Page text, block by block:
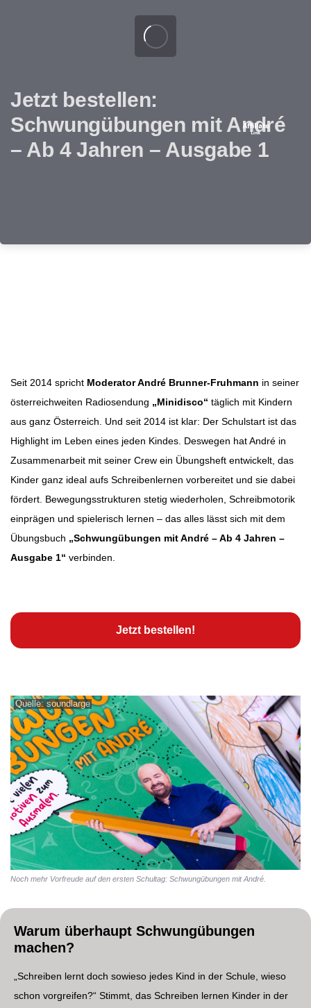
Jetzt bestellen:
Schwungübungen mit André
– Ab 4 Jahren – Ausgabe 1
Seit 2014 spricht Moderator André Brunner-Fruhmann in seiner
österreichweiten Radiosendung „Minidisco“ täglich mit Kindern
aus ganz Österreich. Und seit 2014 ist klar: Der Schulstart ist das
Highlight im Leben eines jeden Kindes. Deswegen hat André in
Zusammenarbeit mit seiner Crew ein Übungsheft entwickelt, das
Kinder ganz ideal aufs Schreibenlernen vorbereitet und sie dabei
fördert. Bewegungsstrukturen stetig wiederholen, Schreibmotorik
einprägen und spielerisch lernen – das alles lässt sich mit dem
Übungsbuch „Schwungübungen mit André – Ab 4 Jahren –
Ausgabe 1“ verbinden.
Jetzt bestellen!
Quelle: soundlarge
Noch mehr Vorfreude auf den ersten Schultag: Schwungübungen mit André.
Warum überhaupt Schwungübungen
machen?
„Schreiben lernt doch sowieso jedes Kind in der Schule, wieso
schon vorgreifen?“ Stimmt, das Schreiben lernen Kinder in der